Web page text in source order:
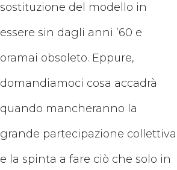
sostituzione del modello in
essere sin dagli anni ’60 e
oramai obsoleto. Eppure,
domandiamoci cosa accadrà
quando mancheranno la
grande partecipazione collettiva
e la spinta a fare ciò che solo in